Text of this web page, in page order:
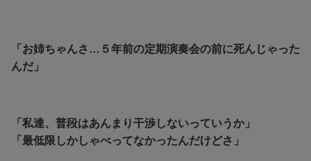
「お姉ちゃんさ…５年前の定期演奏会の前に死んじゃった
んだ」
「私達、普段はあんまり干渉しないっていうか」
「最低限しかしゃべってなかったんだけどさ」